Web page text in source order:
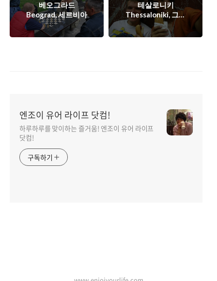
베오그라드
Beograd, 세르비아
테살로니키
Thessaloniki, 그리
스
엔조이 유어 라이프 닷컴!
하루하루를 맞이하는 즐거움! 엔조이 유어 라이프
닷컴!
구독하기